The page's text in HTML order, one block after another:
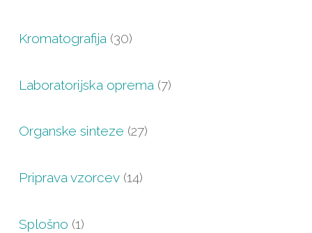
Kromatografija (30)
Laboratorijska oprema (7)
Organske sinteze (27)
Priprava vzorcev (14)
Splošno (1)